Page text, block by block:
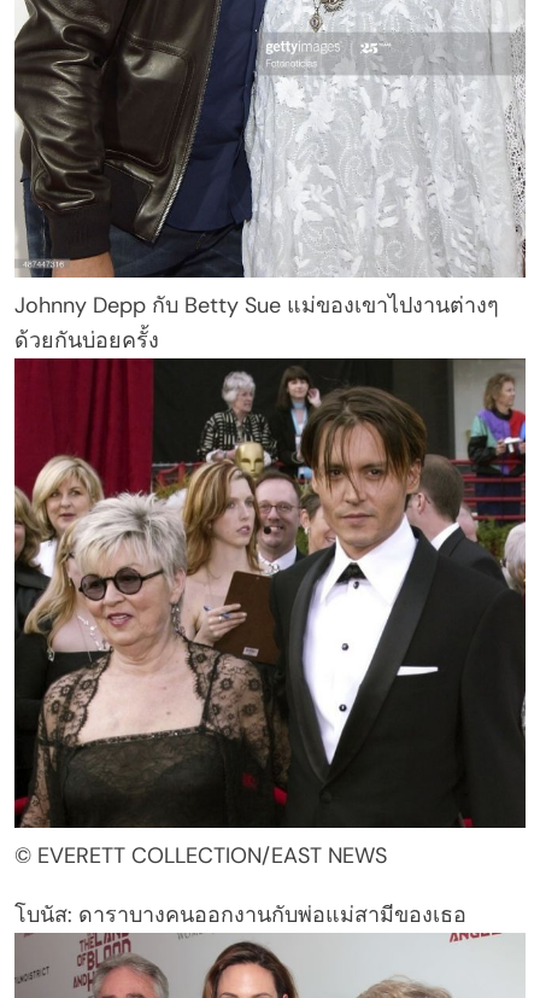
Johnny Depp กับ Betty Sue แม่ของเขาไปงานต่างๆ
ด้วยกันบ่อยครั้ง
© EVERETT COLLECTION/EAST NEWS
โบนัส: ดาราบางคนออกงานกับพ่อแม่สามีของเธอ